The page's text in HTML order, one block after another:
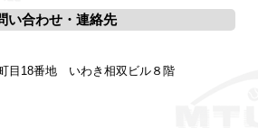
い合わせ・連絡先
目18番地 いわき相双ビル８階